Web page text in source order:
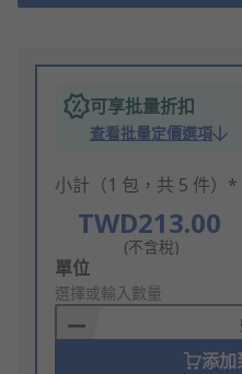
可享批量折扣
查看批量定價選項
小計（1 包，共 5 件）*
TWD213.00
(不含稅)
Add
to
Basket
單位
選擇或輸入數量
添加